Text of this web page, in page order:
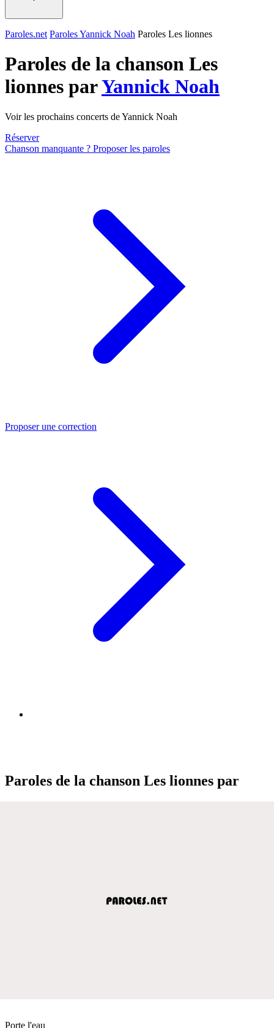
Paroles.net Paroles Yannick Noah Paroles Les lionnes
Paroles de la chanson Les
lionnes parYannick Noah
Voir les prochains concerts de Yannick Noah
Réserver
Chanson manquante ? Proposer les paroles
Proposer une correction
Paroles de la chanson Les lionnes par
Porte l'eau